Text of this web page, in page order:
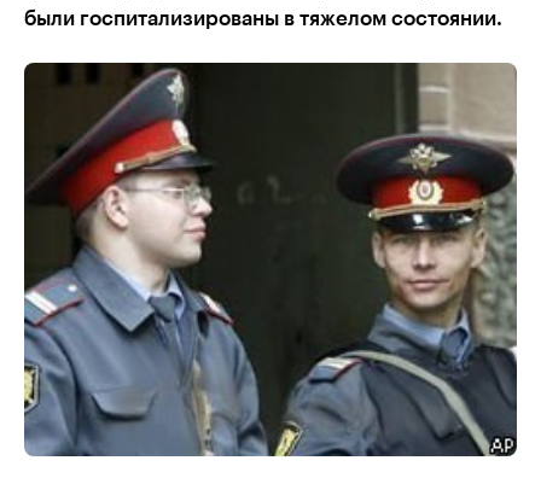
были госпитализированы в тяжелом состоянии.